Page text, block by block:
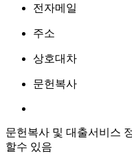
전자메일
주소
상호대차
문헌복사
문헌복사 및 대출서비스
할수 있음